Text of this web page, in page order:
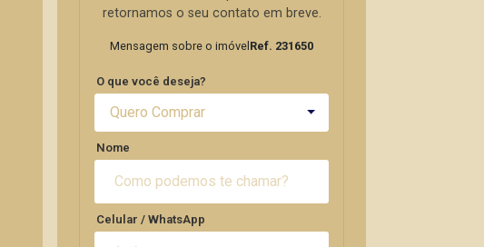
retornamos o seu contato em breve.
Mensagem sobre o imóvel Ref. 231650
O que você deseja?
Quero Comprar
Nome
Celular / WhatsApp